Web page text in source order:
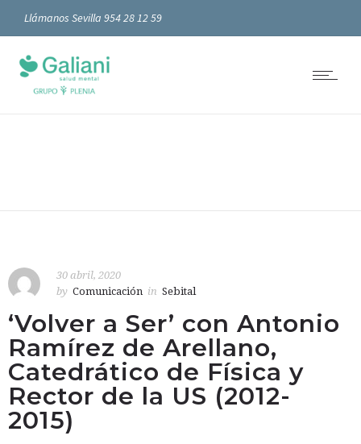
Llámanos Sevilla 954 28 12 59
30 abril, 2020
by Comunicación in Sebital
‘Volver a Ser’ con Antonio
Ramírez de Arellano,
Catedrático de Física y
Rector de la US (2012-
2015)